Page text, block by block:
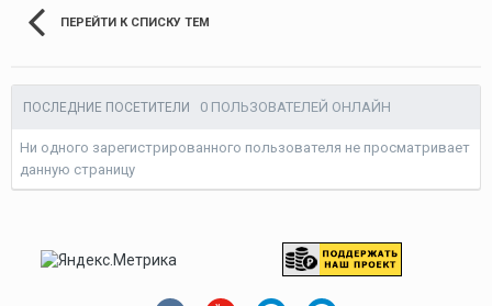
ПЕРЕЙТИ К СПИСКУ ТЕМ
ПОСЛЕДНИЕ ПОСЕТИТЕЛИ 0 ПОЛЬЗОВАТЕЛЕЙ ОНЛАЙН
Ни одного зарегистрированного пользователя не просматривает
данную страницу